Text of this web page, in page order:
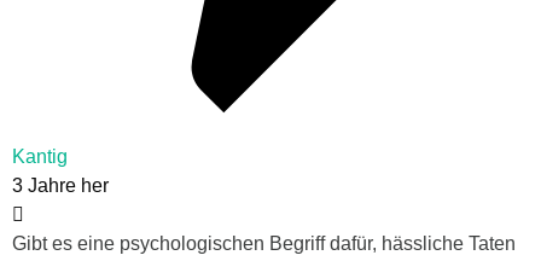
Kantig
3 Jahre her
Gibt es eine psychologischen Begriff dafür, hässliche Taten